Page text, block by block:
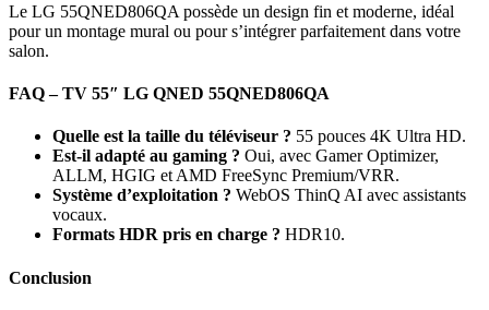
Le LG 55QNED806QA possède un design fin et moderne, idéal
pour un montage mural ou pour s’intégrer parfaitement dans votre
salon.
FAQ – TV 55″ LG QNED 55QNED806QA
Quelle est la taille du téléviseur ? 55 pouces 4K Ultra HD.
Est-il adapté au gaming ? Oui, avec Gamer Optimizer,
ALLM, HGIG et AMD FreeSync Premium/VRR.
Système d’exploitation ? WebOS ThinQ AI avec assistants
vocaux.
Formats HDR pris en charge ? HDR10.
Conclusion